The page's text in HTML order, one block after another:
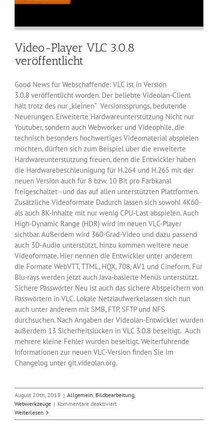
Video-Player VLC 3.0.8
veröffentlicht
Good News für Webschaffende: VLC ist in Version
3.0.8 veröffentlicht worden. Der beliebte Videolan-Client
hält trotz des nur „kleinen“ Versionssprungs, bedutende
Neuerungen. Erweiterte Hardwareunterstützung Nicht nur
Youtuber, sondern auch Webworker und Videophile, die
technisch besonders hochwertiges Videomaterial abspielen
möchten, dürften sich zum Beispiel über die erweiterte
Hardwareunterstützung freuen, denn die Entwickler haben
die Hardwarebeschleunigung für H.264 und H.265 mit der
neuen Version auch für 8 bzw. 10 Bit pro Farbkanal
freigeschaltet - und das auf allen unterstützten Plattformen.
Zusätzliche Videoformate Dadurch lassen sich sowohl 4K60-
als auch 8K-Inhalte mit nur wenig CPU-Last abspielen. Auch
High-Dynamic Range (HDR) wird im neuen VLC-Player
sichtbar. Außerdem wird 360-Grad-Video und dazu passend
auch 3D-Audio unterstützt, hinzu kommen weitere neue
Videoformate. Hier nennen die Entwickler unter anderem
die Formate WebVTT, TTML, HQX, 708, AV1 und Cineform. Für
Blu-rays werden jetzt auch Java-basierte Menüs unterstützt.
Sichere Passwörter Neu ist auch das sichere Abspeichern von
Passwörtern in VLC. Lokale Netzlaufwerkelassen sich nun
auch unter anderem mit SMB, FTP, SFTP und NFS
durchsuchen. Nach Angaben der Videolan-Entwickler wurden
außerdem 13 Sicherheitslücken in VLC 3.0.8 beseitigt. Auch
mehrere kleine Fehler wurden beseitigt. Weiterführende
Informationen zur neuen VLC-Version finden Sie im
Changelog unter git.videolan.org.
August 20th, 2019 | Allgemein, Bildbearbeitung,
Webwerkzeuge | Kommentare deaktiviertfür
Player
Weiterlesen